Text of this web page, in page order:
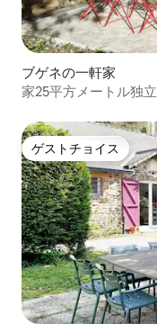
ブゲネの一軒家
家25平方メートル独立
ゲストチョイス
ゲストチョイス